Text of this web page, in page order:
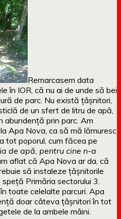
Remarcasem data
în IOR, că nu ai de unde să bei
de parc. Nu există țâșnitori,
de un sfert de litru de apă,
abundență prin parc. Am
Apa Nova, ca să mă lămuresc
tot poporul, cum făcea pe
de apă, pentru cine n-a
aflat că Apa Nova ar da, că
să instaleze țâșnitorile
Primăria sectorului 3.
toate celelalte parcuri. Apa
doar câteva țâșnitori în tot
de la ambele mâini.